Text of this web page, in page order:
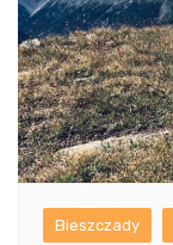
Bieszczady